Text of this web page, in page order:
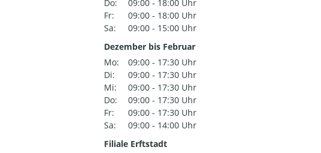
Do:
09:00 - 18:00 Uhr
Fr:
09:00 - 18:00 Uhr
Sa:
09:00 - 15:00 Uhr
Dezember bis Februar
Mo:
09:00 - 17:30 Uhr
Di:
09:00 - 17:30 Uhr
Mi:
09:00 - 17:30 Uhr
Do:
09:00 - 17:30 Uhr
Fr:
09:00 - 17:30 Uhr
Sa:
09:00 - 14:00 Uhr
Filiale Erftstadt